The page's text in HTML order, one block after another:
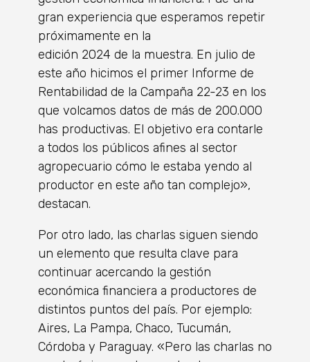
gran experiencia que esperamos repetir
próximamente en la
edición 2024 de la muestra. En julio de
este año hicimos el primer Informe de
Rentabilidad de la Campaña 22-23 en los
que volcamos datos de más de 200.000
has productivas. El objetivo era contarle
a todos los públicos afines al sector
agropecuario cómo le estaba yendo al
productor en este año tan complejo»,
destacan.
Por otro lado, las charlas siguen siendo
un elemento que resulta clave para
continuar acercando la gestión
económica financiera a productores de
distintos puntos del país. Por ejemplo:
Aires, La Pampa, Chaco, Tucumán,
Córdoba y Paraguay. «Pero las charlas no